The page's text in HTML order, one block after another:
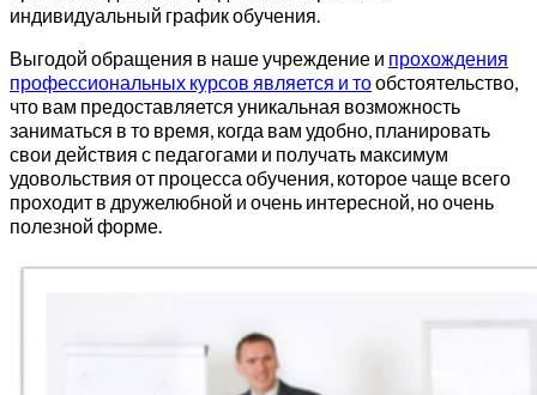
индивидуальный график обучения.
Выгодой обращения в наше учреждение и прохождения
профессиональных курсов является и тообстоятельство,
что вам предоставляется уникальная возможность
заниматься в то время, когда вам удобно, планировать
свои действия с педагогами и получать максимум
удовольствия от процесса обучения, которое чаще всего
проходит в дружелюбной и очень интересной, но очень
полезной форме.